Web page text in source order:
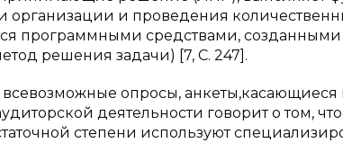
и проведения
программными средствами,
решения задачи) [7, C. 247].
опросы, анкеты,касающиеся
деятельности говорит о том,
степени используют